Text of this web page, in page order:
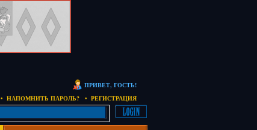
ПРИВЕТ, ГОСТЬ!
• НАПОМНИТЬ ПАРОЛЬ?
• РЕГИСТРАЦИЯ